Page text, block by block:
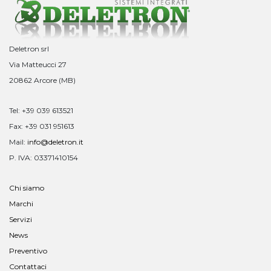
Deletron srl
Via Matteucci 27
20862 Arcore (MB)
Tel: +39 039 613521
Fax: +39 031 951613
Mail: info@deletron.it
P. IVA: 03371410154
Chi siamo
Marchi
Servizi
News
Preventivo
Contattaci